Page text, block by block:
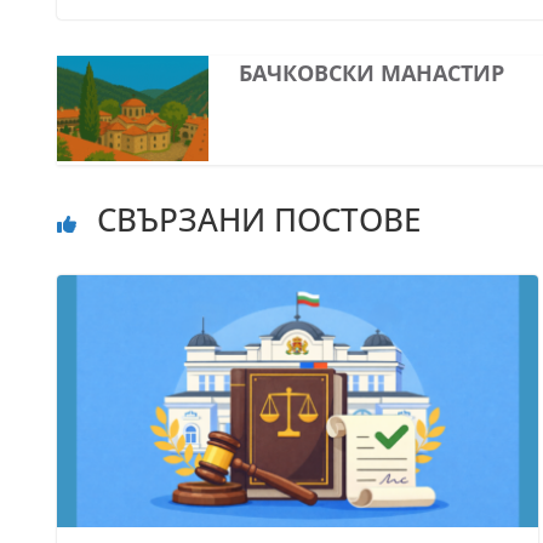
БАЧКОВСКИ МАНАСТИР
СВЪРЗАНИ ПОСТОВЕ